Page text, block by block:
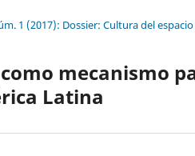
1 (2017): Dossier: Cultura del
como mecanismo
Latina